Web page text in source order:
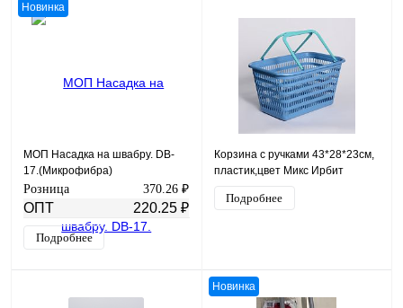
Новинка
МОП Насадка на швабру. DB-
17.(Микрофибра)
Розница 370.26 ₽
ОПТ 220.25 ₽
Подробнее
Корзина с ручками 43*28*23см,
пластик,цвет Микс Ирбит
Подробнее
Новинка